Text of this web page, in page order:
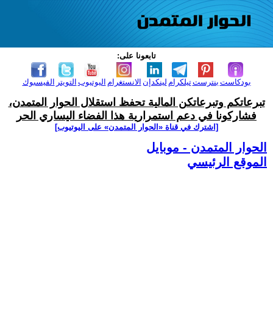
تابعونا على:
الفيسبوك التويتر اليوتيوب الانستغرام لينكدإن تيلكرامبنترست بودكاست
تبرعاتكم وتبرعاتكن المالية تحفظ استقلال الحوار المتمدن،
فشاركونا في دعم استمرارية هذا الفضاء اليساري الحر
[اشترك في قناة ‫«الحوار المتمدن» على اليوتيوب]
الحوار المتمدن - موبايل
الموقع الرئيسي